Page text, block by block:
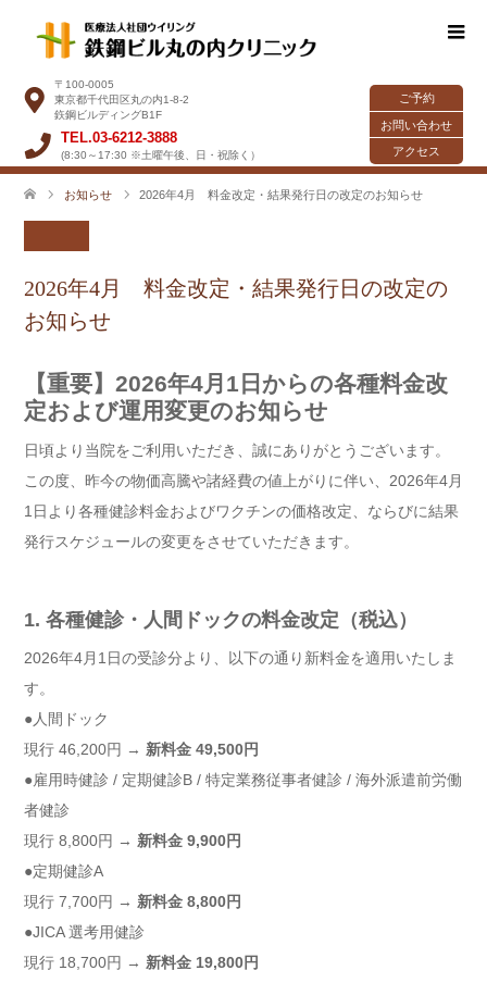
〒100-0005
東京都千代田区丸の内1-8-2
鉃鋼ビルディングB1F
TEL.03-6212-3888
(8:30～17:30 ※土曜午後、日・祝除く）
ご予約
お問い合わせ
アクセス
お知らせ 2026年4月 料金改定・結果発行日の改定のお知らせ
2026年4月 料金改定・結果発行日の改定の
お知らせ
【重要】2026年4月1日からの各種料金改
定および運用変更のお知らせ
日頃より当院をご利用いただき、誠にありがとうございます。
この度、昨今の物価高騰や諸経費の値上がりに伴い、2026年4月
1日より各種健診料金およびワクチンの価格改定、ならびに結果
発行スケジュールの変更をさせていただきます。
1. 各種健診・人間ドックの料金改定（税込）
2026年4月1日の受診分より、以下の通り新料金を適用いたしま
す。
●人間ドック
現行 46,200円 → 新料金 49,500円
●雇用時健診 / 定期健診B / 特定業務従事者健診 / 海外派遣前労働
者健診
現行 8,800円 → 新料金 9,900円
●定期健診A
現行 7,700円 → 新料金 8,800円
●JICA 選考用健診
現行 18,700円 → 新料金 19,800円